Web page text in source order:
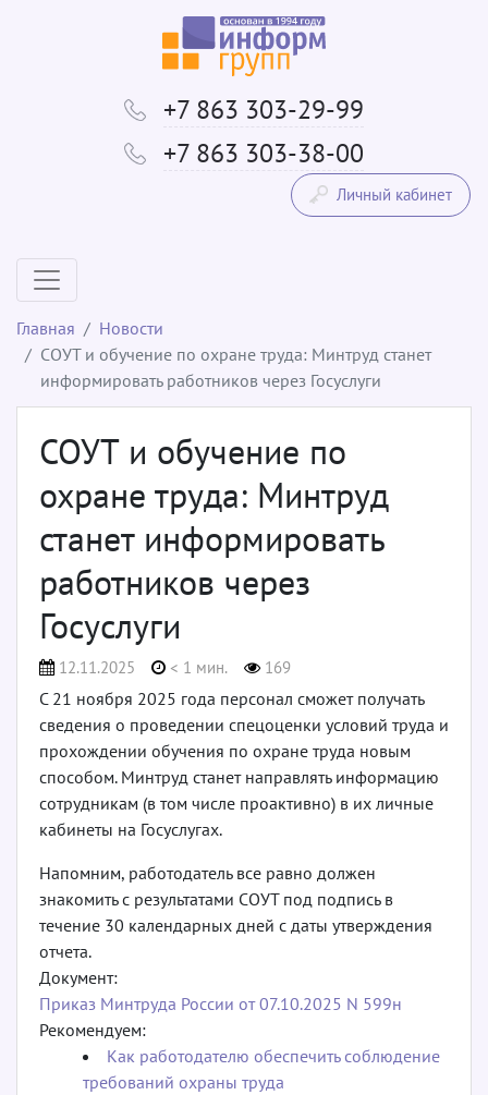
+7 863 303-29-99
+7 863 303-38-00
Личный кабинет
Главная
Новости
СОУТ и обучение по охране труда: Минтруд станет
информировать работников через Госуслуги
СОУТ и обучение по
охране труда: Минтруд
станет информировать
работников через
Госуслуги
12.11.2025 < 1 мин. 169
С 21 ноября 2025 года персонал сможет получать
сведения о проведении спецоценки условий труда и
прохождении обучения по охране труда новым
способом. Минтруд станет направлять информацию
сотрудникам (в том числе проактивно) в их личные
кабинеты на Госуслугах.
Напомним, работодатель все равно должен
знакомить с результатами СОУТ под подпись в
течение 30 календарных дней с даты утверждения
отчета.
Документ:
Приказ Минтруда России от 07.10.2025 N 599н
Рекомендуем:
Как работодателю обеспечить соблюдение
требований охраны труда